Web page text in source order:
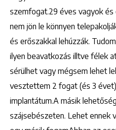
szemfogat.29 éves vagyok
nem jön le könnyen
és erőszakkal lehúzzák.
ilyen beavatkozás illtve félek
sérülhet vagy mégsem lehet
vesztettem 2 fogat (és 3
implantátum.A másik
szájsebészeten. Lehet ennek